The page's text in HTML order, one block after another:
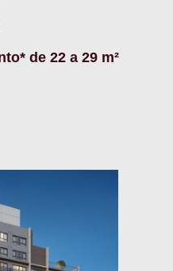
de 22 a 29 m²